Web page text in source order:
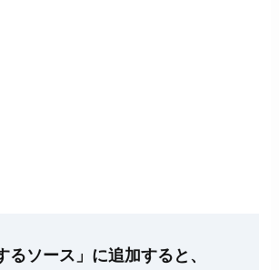
るソース」に追加すると、